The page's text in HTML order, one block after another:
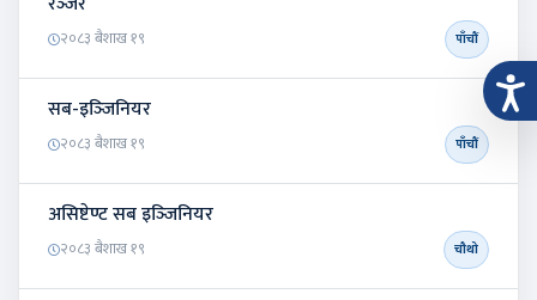
२०८३ बैशाख १९ पाँचौं
सब-इञ्‍जिनियर
२०८३ बैशाख १९ पाँचौं
असिष्टेण्ट सब इञ्‍जिनियर
२०८३ बैशाख १९ चौथो